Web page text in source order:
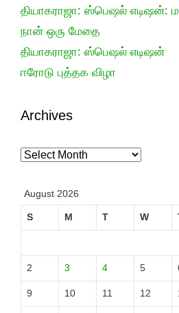
தியாகராஜா: ஸ்பெஷல் எடிஷன்:
நான் ஒரு மேதை
தியாகராஜா: ஸ்பெஷல் எடிஷன்
ஈரோடு புத்தக விழா
Archives
Archives
August 2026
S M T W
2 3 4 5
9 10 11 12